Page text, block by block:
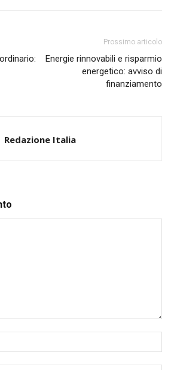
Prossimo articolo
Energie rinnovabili e risparmio
energetico: avviso di
finanziamento
Redazione Italia